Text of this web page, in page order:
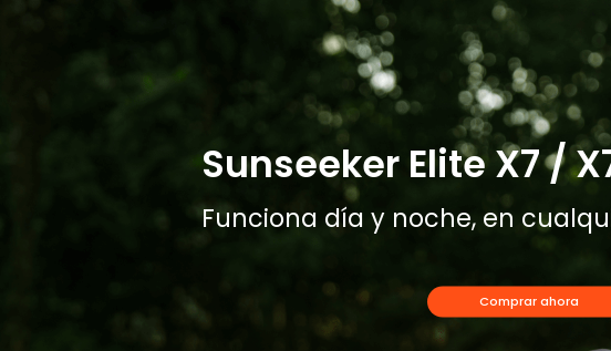
Sunseeker Elite X7 /
Funciona día y noche, en
Comprar ahora